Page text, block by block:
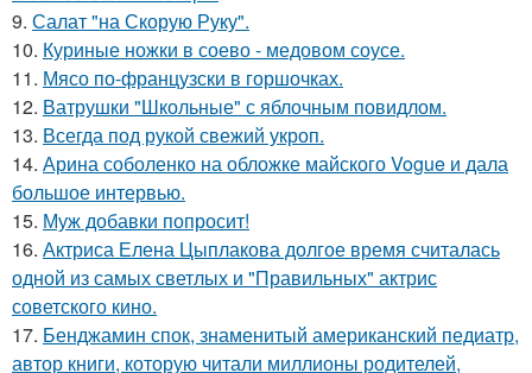
9. Салат "на Скорую Руку".
10. Куриные ножки в соево - медовом соусе.
11. Мясо по-французски в горшочках.
12. Ватрушки "Школьные" с яблочным повидлом.
13. Всегда под рукой свежий укроп.
14. Арина соболенко на обложке майского Vogue и дала
большое интервью.
15. Муж добавки попросит!
16. Актриса Елена Цыплакова долгое время считалась
одной из самых светлых и "Правильных" актрис
советского кино.
17. Бенджамин спок, знаменитый американский педиатр,
автор книги, которую читали миллионы родителей,